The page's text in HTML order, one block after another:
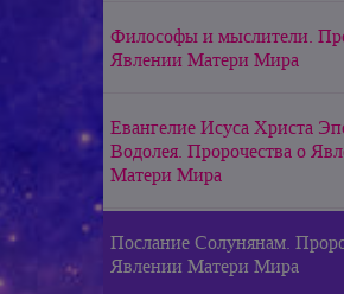
Философы и мыслители.
Явлении Матери Мира
Евангелие Исуса Христа
Водолея. Пророчества о
Матери Мира
Послание Солунянам.
Явлении Матери Мира